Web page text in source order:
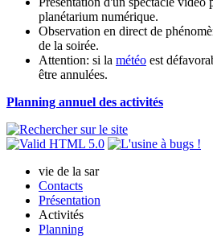
planétarium numérique.
Observation en direct de
de la soirée.
Attention: si la météo est
être annulées.
Planning annuel des activités
vie de la sar
Contacts
Présentation
Activités
Planning